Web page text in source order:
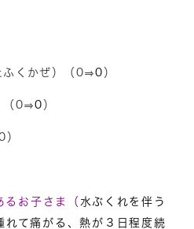
ふくかぜ）（0⇒0 ）
（0⇒0 ）
るお子さま（ 水ぶくれを伴う
れて痛がる、熱が３日程度続